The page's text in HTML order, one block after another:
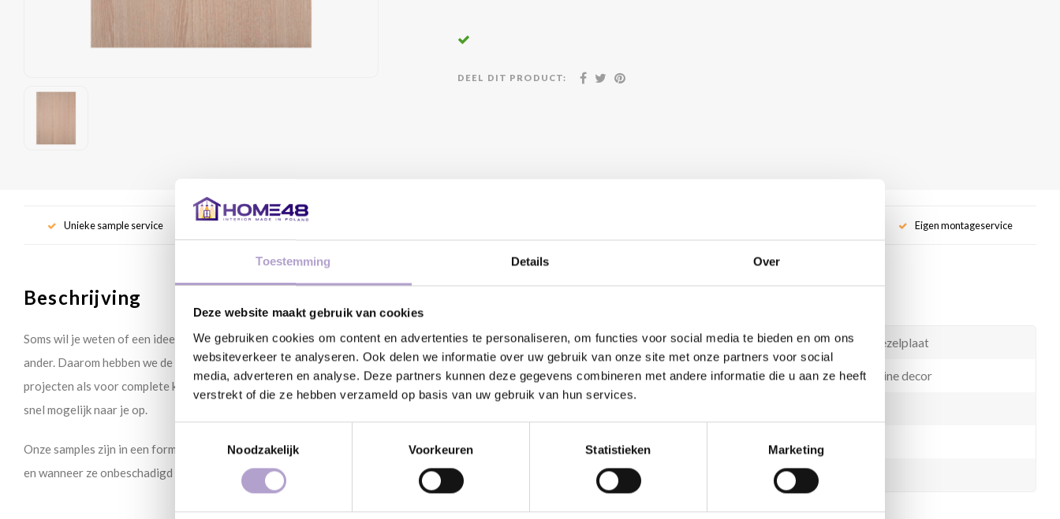
Toestemming Details Over
Deze website maakt gebruik van cookies
We gebruiken cookies om content en advertenties te personaliseren, om functies voor social media te bieden en om ons
websiteverkeer te analyseren. Ook delen we informatie over uw gebruik van onze site met onze partners voor social
media, adverteren en analyse. Deze partners kunnen deze gegevens combineren met andere informatie die u aan ze heeft
verstrekt of die ze hebben verzameld op basis van uw gebruik van hun services.
Noodzakelijk
Voorkeuren Statistieken Marketing
DEEL DIT PRODUCT:
Unieke sample service Eigen montageservice
Beschrijving
Soms wil je weten of een idee of kleuren ook écht werken in de praktijk. En dat snappen we als geen
ander. Daarom hebben we de sample service in het leven geroepen: voor zowel IKEA-, doe-het-zelf
projecten als voor complete keukenrenovaties. Kies één of meerdere samples uit en we sturen ze zo
snel mogelijk naar je op.
Onze samples zijn in een formaat van 30 x 30 cm. Je kunt de samples altijd gratis aan ons retourneren
en wanneer ze onbeschadigd bij ons terug komen krijg je het aankoopbedrag terug.
Materiaal 2 Houtvezelplaat
Afwerking Melamine decor
Antibacterieel
Verkrijgbare dikte